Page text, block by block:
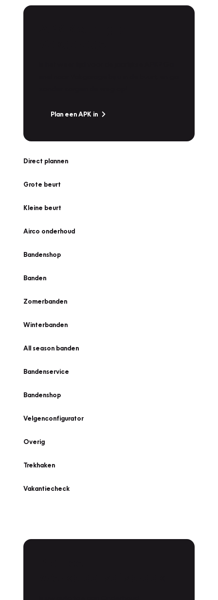
Plan een APK in
Direct plannen
Grote beurt
Kleine beurt
Airco onderhoud
Bandenshop
Banden
Zomerbanden
Winterbanden
All season banden
Bandenservice
Bandenshop
Velgenconfigurator
Overig
Trekhaken
Vakantiecheck